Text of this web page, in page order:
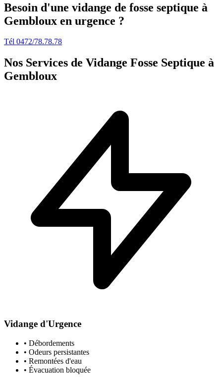
Besoin d'une vidange de fosse septique à
Gembloux en urgence ?
Tél 0472/78.78.78
Nos Services de Vidange Fosse Septique à
Gembloux
Vidange d'Urgence
• Débordements
• Odeurs persistantes
• Remontées d'eau
• Évacuation bloquée